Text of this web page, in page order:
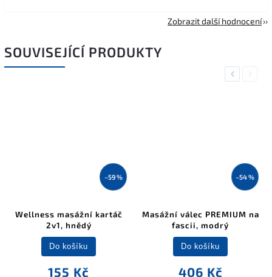
Zobrazit další hodnocení
SOUVISEJÍCÍ PRODUKTY
Previous
–59 %
Wellness masážní kartáč
2v1, hnědý
155 Kč
Do košíku
–54 %
Masážní válec PREMIUM na
fascii, modrý
406 Kč
Do košíku
Next